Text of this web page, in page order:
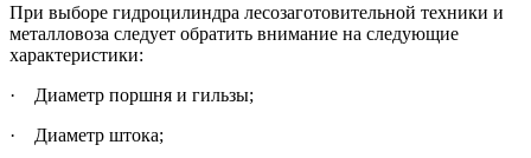
При выборе гидроцилиндра лесозаготовительной техники и
металловоза следует обратить внимание на следующие
характеристики:
· Диаметр поршня и гильзы;
· Диаметр штока;